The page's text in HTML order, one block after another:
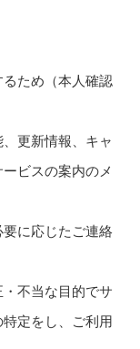
ため（本人確認
更新情報、キャ
ビスの案内のメ
に応じたご連絡
不当な目的でサ
定をし、ご利用